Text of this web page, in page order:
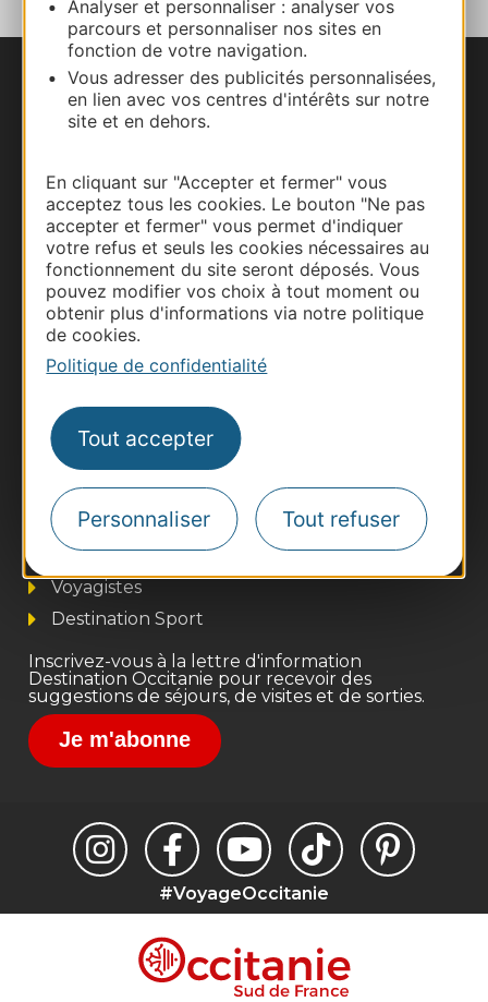
Analyser et personnaliser : analyser vos
parcours et personnaliser nos sites en
fonction de votre navigation.
Vous adresser des publicités personnalisées,
en lien avec vos centres d'intérêts sur notre
site et en dehors.
En cliquant sur "Accepter et fermer" vous
acceptez tous les cookies. Le bouton "Ne pas
accepter et fermer" vous permet d'indiquer
votre refus et seuls les cookies nécessaires au
fonctionnement du site seront déposés. Vous
pouvez modifier vos choix à tout moment ou
obtenir plus d'informations via notre politique
de cookies.
Politique de confidentialité
Tout accepter
Personnaliser Tout refuser
Nous contacter
Documentation
Thermalisme
Business/Mice
Pros d'Occitanie
Site presse et d'influence
Voyagistes
Destination Sport
Inscrivez-vous à la lettre d'information
Destination Occitanie pour recevoir des
suggestions de séjours, de visites et de sorties.
Je m'abonne
#VoyageOccitanie